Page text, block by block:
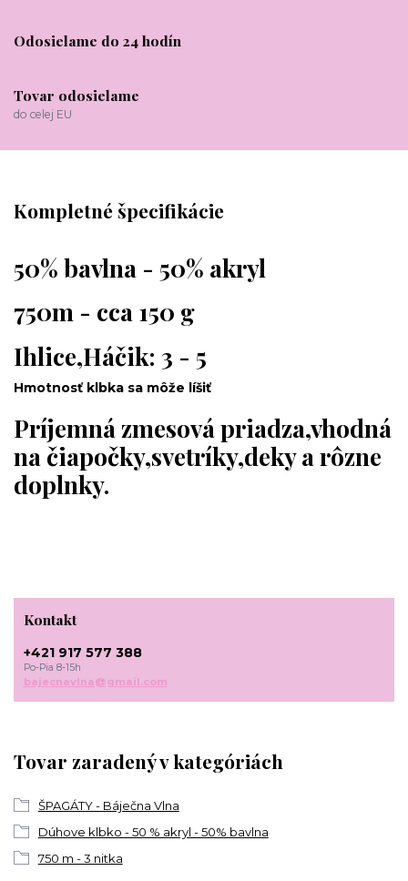
Odosielame do 24 hodín
Tovar odosielame
do celej EU
Kompletné špecifikácie
50% bavlna - 50% akryl
750m - cca 150 g
Ihlice,Háčik: 3 - 5
Hmotnosť klbka sa môže líšiť
Príjemná zmesová priadza,vhodná
na čiapočky,svetríky,deky a rôzne
doplnky.
Tovar zaradený v kategóriách
ŠPAGÁTY - Báječna Vlna
Dúhove klbko - 50 % akryl - 50% bavlna
750 m - 3 nitka
Kontakt
+421 917 577 388
Po-Pia 8-15h
bajecnavlna@gmail.com